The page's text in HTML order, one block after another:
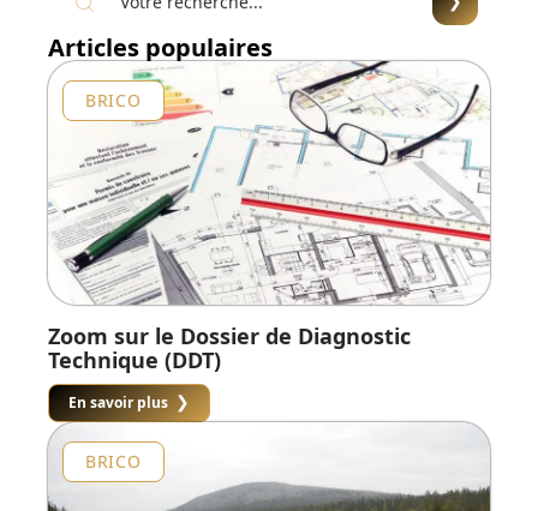
Articles populaires
BRICO
Zoom sur le Dossier de Diagnostic
Technique (DDT)
En savoir plus
BRICO